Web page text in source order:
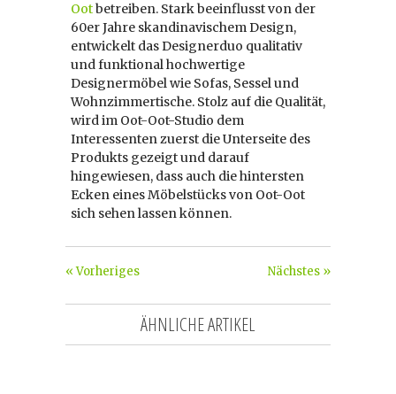
Ootbetreiben. Stark beeinflusst von der
60er Jahre skandinavischem Design,
entwickelt das Designerduo qualitativ
und funktional hochwertige
Designermöbel wie Sofas, Sessel und
Wohnzimmertische. Stolz auf die Qualität,
wird im Oot-Oot-Studio dem
Interessenten zuerst die Unterseite des
Produkts gezeigt und darauf
hingewiesen, dass auch die hintersten
Ecken eines Möbelstücks von Oot-Oot
sich sehen lassen können.
Nächstes »
« Vorheriges
ÄHNLICHE ARTIKEL